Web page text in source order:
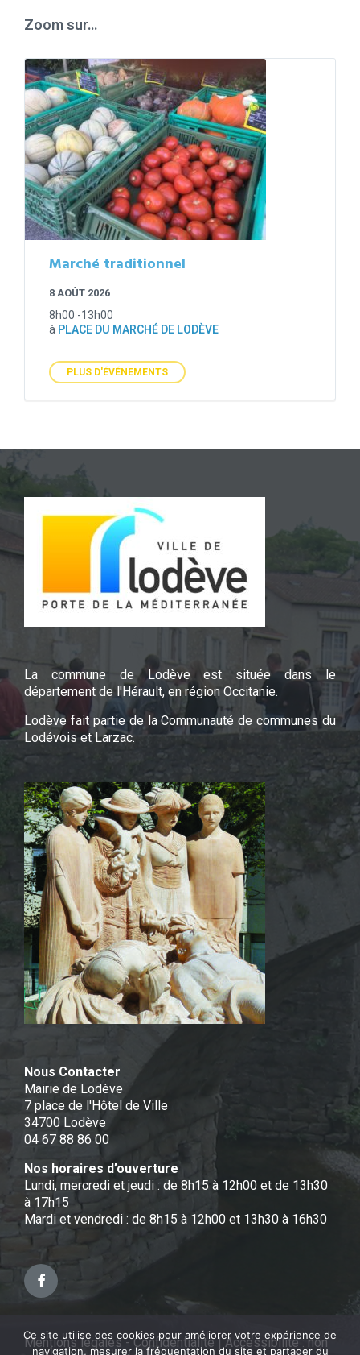
Zoom sur…
Marché traditionnel
8 AOÛT 2026
8h00 -13h00
à PLACE DU MARCHÉ DE LODÈVE
PLUS D'ÉVÉNEMENTS
La commune de Lodève est située dans le
département de l'Hérault, en région Occitanie.
Lodève fait partie de la Communauté de communes du
Lodévois et Larzac.
Nous Contacter
Mairie de Lodève
7 place de l'Hôtel de Ville
34700 Lodève
04 67 88 86 00
Nos horaires d’ouverture
Lundi, mercredi et jeudi : de 8h15 à 12h00 et de 13h30
à 17h15
Mardi et vendredi : de 8h15 à 12h00 et 13h30 à 16h30
Facebook
Mentions légales - Confidentialité|Accessibilité : non
Ce site utilise des cookies pour améliorer votre expérience de
navigation, mesurer la fréquentation du site et partager du